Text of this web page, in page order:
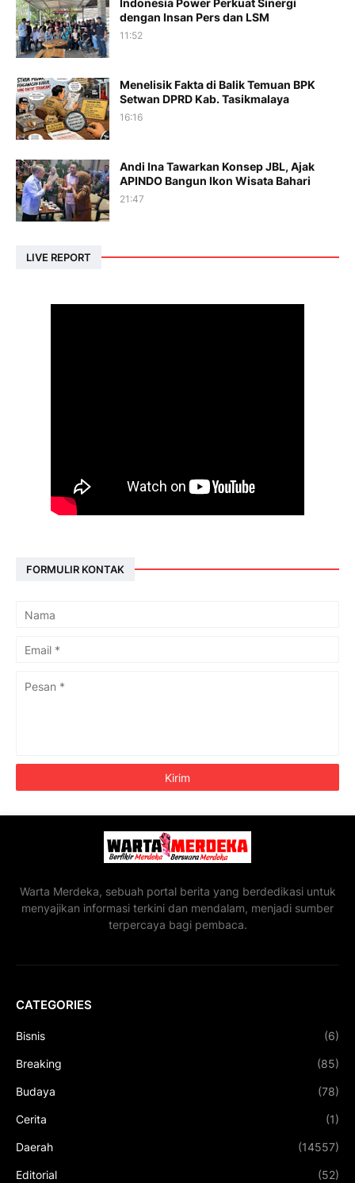
Indonesia Power Perkuat Sinergi
dengan Insan Pers dan LSM
11:52
Menelisik Fakta di Balik Temuan BPK
Setwan DPRD Kab. Tasikmalaya
16:16
Andi Ina Tawarkan Konsep JBL, Ajak
APINDO Bangun Ikon Wisata Bahari
21:47
LIVE REPORT
FORMULIR KONTAK
Warta Merdeka, sebuah portal berita yang berdedikasi untuk
menyajikan informasi terkini dan mendalam, menjadi sumber
terpercaya bagi pembaca.
CATEGORIES
Bisnis (6)
Breaking (85)
Budaya (78)
Cerita (1)
Daerah (14557)
Editorial (52)